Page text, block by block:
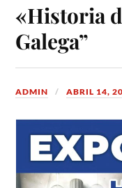
«Historia
Galega”
ADMIN ABRIL 14,